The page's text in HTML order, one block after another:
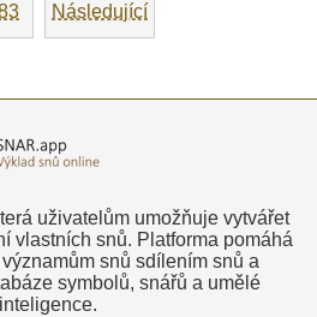
Následující
uživatelům umožňuje vytvářet
vlastních snů. Platforma pomáhá
snů sdílením snů a
symbolů, snářů a umělé
inteligence.